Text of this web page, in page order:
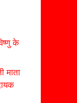
के